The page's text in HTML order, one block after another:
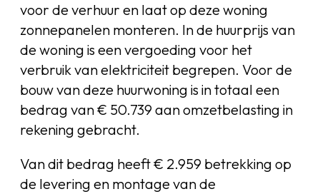
voor de verhuur en laat op deze woning
zonnepanelen monteren. In de huurprijs van
de woning is een vergoeding voor het
verbruik van elektriciteit begrepen. Voor de
bouw van deze huurwoning is in totaal een
bedrag van € 50.739 aan omzetbelasting in
rekening gebracht.
Van dit bedrag heeft € 2.959 betrekking op
de levering en montage van de